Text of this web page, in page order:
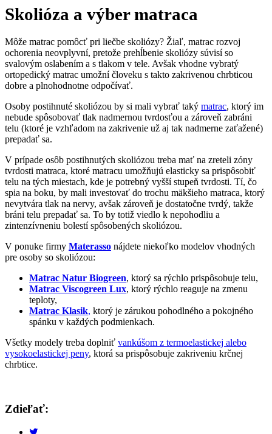
Skolióza a výber matraca
Môže matrac pomôcť pri liečbe skoliózy? Žiaľ, matrac rozvoj
ochorenia neovplyvní, pretože prehĺbenie skoliózy súvisí so
svalovým oslabením a s tlakom v tele. Avšak vhodne vybratý
ortopedický matrac umožní človeku s takto zakrivenou chrbticou
dobre a plnohodnotne odpočívať.
Osoby postihnuté skoliózou by si mali vybrať taký matrac, ktorý im
nebude spôsobovať tlak nadmernou tvrdosťou a zároveň zabráni
telu (ktoré je vzhľadom na zakrivenie už aj tak nadmerne zaťažené)
prepadať sa.
V prípade osôb postihnutých skoliózou treba mať na zreteli zóny
tvrdosti matraca, ktoré matracu umožňujú elasticky sa prispôsobiť
telu na tých miestach, kde je potrebný vyšší stupeň tvrdosti. Tí, čo
spia na boku, by mali investovať do trochu mäkšieho matraca, ktorý
nevytvára tlak na nervy, avšak zároveň je dostatočne tvrdý, takže
bráni telu prepadať sa. To by totiž viedlo k nepohodliu a
zintenzívneniu bolestí spôsobených skoliózou.
V ponuke firmy Materasso nájdete niekoľko modelov vhodných
pre osoby so skoliózou:
Matrac Natur Biogreen, ktorý sa rýchlo prispôsobuje telu,
Matrac Viscogreen Lux, ktorý rýchlo reaguje na zmenu
teploty,
Matrac Klasik, ktorý je zárukou pohodlného a pokojného
spánku v každých podmienkach.
Všetky modely treba doplniť vankúšom z termoelastickej alebo
vysokoelastickej peny, ktorá sa prispôsobuje zakriveniu krčnej
chrbtice.
Zdieľať: